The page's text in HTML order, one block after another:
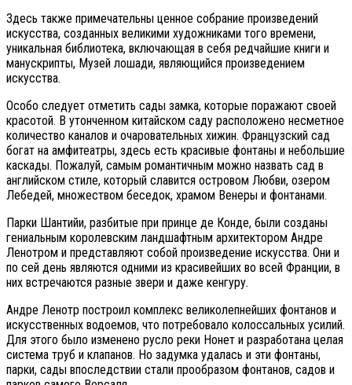
Здесь также примечательны ценное собрание произведений
искусства, созданных великими художниками того времени,
уникальная библиотека, включающая в себя редчайшие книги и
манускрипты, Музей лошади, являющийся произведением
искусства.
Особо следует отметить сады замка, которые поражают своей
красотой. В утонченном китайском саду расположено несметное
количество каналов и очаровательных хижин. Французский сад
богат на амфитеатры, здесь есть красивые фонтаны и небольшие
каскады. Пожалуй, самым романтичным можно назвать сад в
английском стиле, который славится островом Любви, озером
Лебедей, множеством беседок, храмом Венеры и фонтанами.
Парки Шантийи, разбитые при принце де Конде, были созданы
гениальным королевским ландшафтным архитектором Андре
Ленотром и представляют собой произведение искусства. Они и
по сей день являются одними из красивейших во всей Франции, в
них встречаются разные звери и даже кенгуру.
Андре Ленотр построил комплекс великолепнейших фонтанов и
искусственных водоемов, что потребовало колоссальных усилий.
Для этого было изменено русло реки Нонет и разработана целая
система труб и клапанов. Но задумка удалась и эти фонтаны,
парки, сады впоследствии стали прообразом фонтанов, садов и